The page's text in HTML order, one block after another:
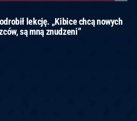
lekcję. „Kibice chcą nowych
są mną znudzeni”